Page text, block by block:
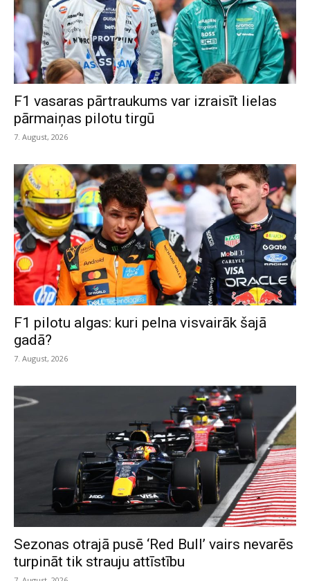
F1 vasaras pārtraukums var izraisīt lielas
pārmaiņas pilotu tirgū
7. August, 2026
F1 pilotu algas: kuri pelna visvairāk šajā
gadā?
7. August, 2026
Sezonas otrajā pusē ‘Red Bull’ vairs nevarēs
turpināt tik strauju attīstību